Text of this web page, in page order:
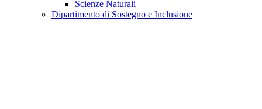
Scienze Naturali
Dipartimento di Sostegno e Inclusione